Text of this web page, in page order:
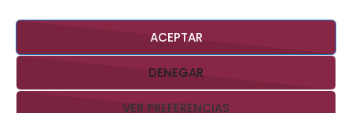
ACEPTAR
DENEGAR
VER PREFERENCIAS